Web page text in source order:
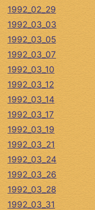
1992_02_29
1992_03_03
1992_03_05
1992_03_07
1992_03_10
1992_03_12
1992_03_14
1992_03_17
1992_03_19
1992_03_21
1992_03_24
1992_03_26
1992_03_28
1992_03_31